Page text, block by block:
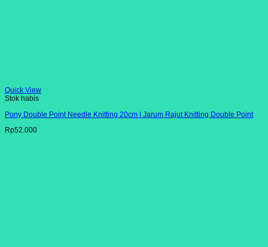
Quick View
Stok habis
Pony Double Point Needle Knitting 20cm | Jarum Rajut Knitting Double Point
Rp52.000